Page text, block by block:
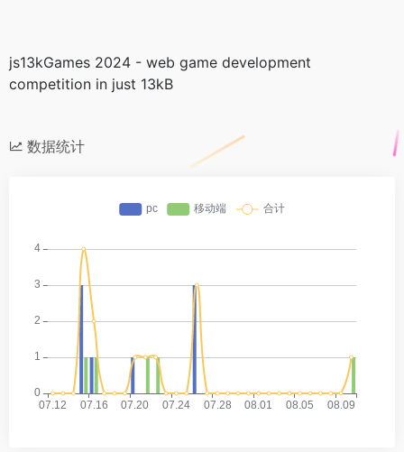
js13kGames 2024 - web game development
competition in just 13kB
数据统计